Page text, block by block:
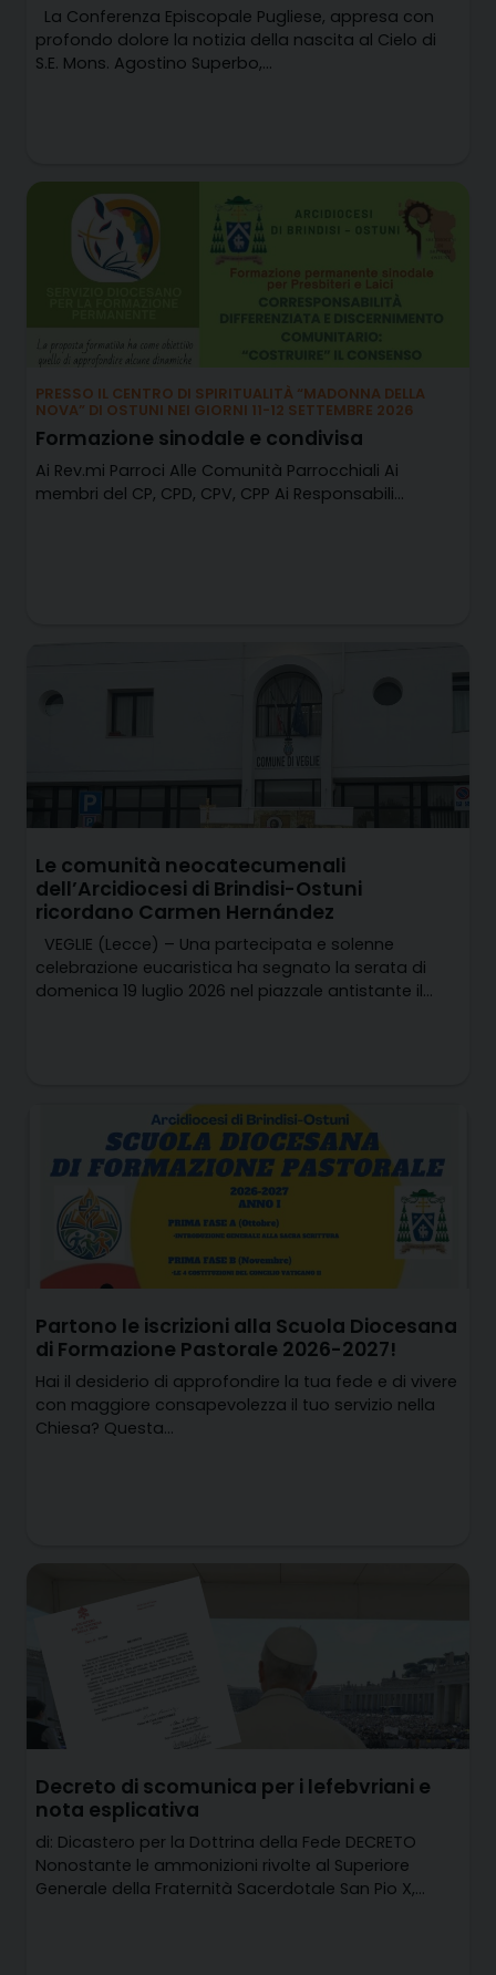
La Conferenza Episcopale Pugliese, appresa con
profondo dolore la notizia della nascita al Cielo di
S.E. Mons. Agostino Superbo,…
PRESSO IL CENTRO DI SPIRITUALITÀ “MADONNA DELLA
NOVA” DI OSTUNI NEI GIORNI 11-12 SETTEMBRE 2026
Formazione sinodale e condivisa
Ai Rev.mi Parroci Alle Comunità Parrocchiali Ai
membri del CP, CPD, CPV, CPP Ai Responsabili…
Le comunità neocatecumenali
dell’Arcidiocesi di Brindisi-Ostuni
ricordano Carmen Hernández
VEGLIE (Lecce) – Una partecipata e solenne
celebrazione eucaristica ha segnato la serata di
domenica 19 luglio 2026 nel piazzale antistante il…
Partono le iscrizioni alla Scuola Diocesana
di Formazione Pastorale 2026-2027!
Hai il desiderio di approfondire la tua fede e di vivere
con maggiore consapevolezza il tuo servizio nella
Chiesa? Questa…
Decreto di scomunica per i lefebvriani e
nota esplicativa
di: Dicastero per la Dottrina della Fede DECRETO
Nonostante le ammonizioni rivolte al Superiore
Generale della Fraternità Sacerdotale San Pio X,…